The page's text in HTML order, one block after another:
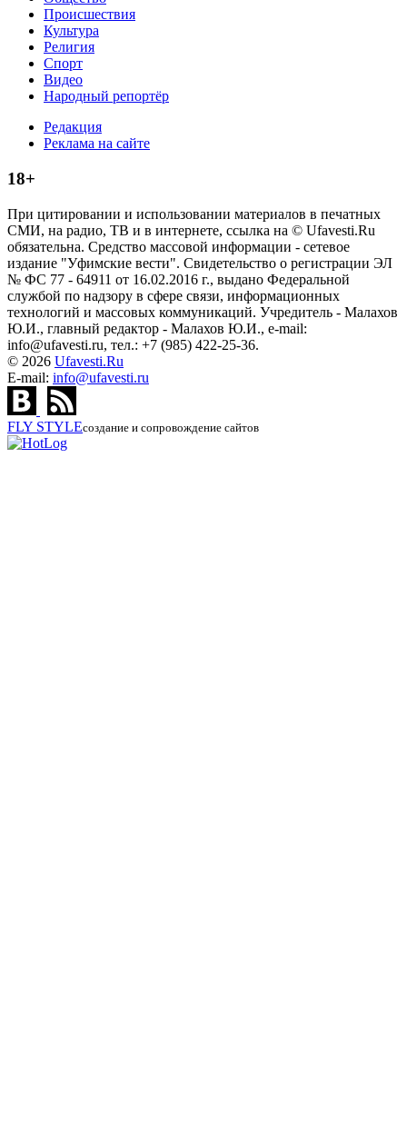
Происшествия
Культура
Религия
Спорт
Видео
Народный репортёр
Редакция
Реклама на сайте
18+
При цитировании и использовании материалов в печатных
СМИ, на радио, ТВ и в интернете, ссылка на © Ufavesti.Ru
обязательна. Средство массовой информации - сетевое
издание "Уфимские вести". Свидетельство о регистрации ЭЛ
№ ФС 77 - 64911 от 16.02.2016 г., выдано Федеральной
службой по надзору в сфере связи, информационных
технологий и массовых коммуникаций. Учредитель - Малахов
Ю.И., главный редактор - Малахов Ю.И., e-mail:
info@ufavesti.ru, тел.: +7 (985) 422-25-36.
© 2026 Ufavesti.Ru
E-mail: info@ufavesti.ru
FLY STYLEсоздание и сопровождение сайтов